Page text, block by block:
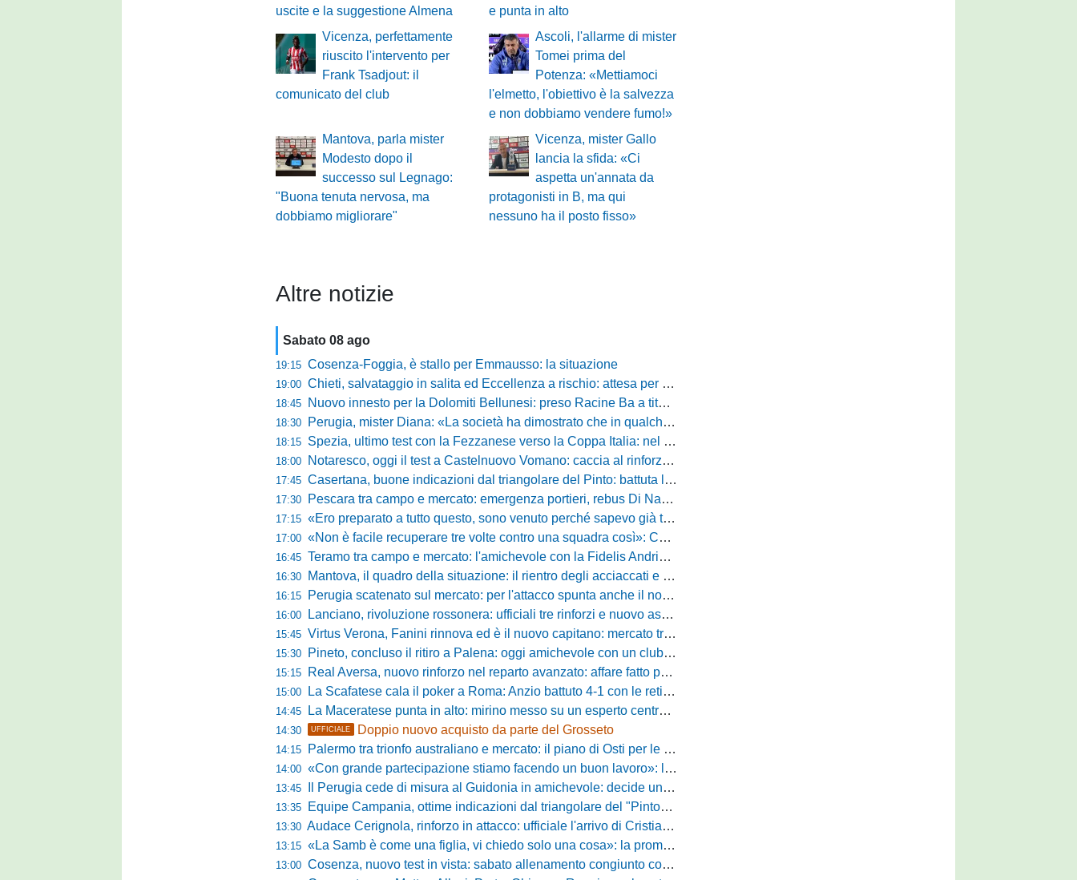
uscite e la suggestione Almena
e punta in alto
Vicenza, perfettamente
riuscito l'intervento per
Frank Tsadjout: il
comunicato del club
Ascoli, l'allarme di mister
Tomei prima del
Potenza: «Mettiamoci
l'elmetto, l'obiettivo è la salvezza
e non dobbiamo vendere fumo!»
Mantova, parla mister
Modesto dopo il
successo sul Legnago:
"Buona tenuta nervosa, ma
dobbiamo migliorare"
Vicenza, mister Gallo
lancia la sfida: «Ci
aspetta un'annata da
protagonisti in B, ma qui
nessuno ha il posto fisso»
Altre notizie
Sabato 08 ago
19:15 Cosenza-Foggia, è stallo per Emmausso: la situazione
19:00 Chieti, salvataggio in salita ed Eccellenza a rischio: attesa per i fondi e l'ipotesi Promozione
18:45 Nuovo innesto per la Dolomiti Bellunesi: preso Racine Ba a titolo definitivo
18:30 Perugia, mister Diana: «La società ha dimostrato che in qualche giorno...»
18:15 Spezia, ultimo test con la Fezzanese verso la Coppa Italia: nel mirino la sfida con la Torres
18:00 Notaresco, oggi il test a Castelnuovo Vomano: caccia al rinforzo in attacco tra Giampaolo e Palma
17:45 Casertana, buone indicazioni dal triangolare del Pinto: battuta l'Ischia, ora c'è il Cassino prima della Coppa
17:30 Pescara tra campo e mercato: emergenza portieri, rebus Di Nardo e le manovre del ds Foggia
17:15 «Ero preparato a tutto questo, sono venuto perché sapevo già tutto»: la carica di Nesta al popolo irpino
17:00 «Non è facile recuperare tre volte contro una squadra così»: Calabro promuove il carattere del suo Padova
16:45 Teramo tra campo e mercato: l'amichevole con la Fidelis Andria, le parole di Pelosi e l'idea Conti
16:30 Mantova, il quadro della situazione: il rientro degli acciaccati e le trattative di mercato
16:15 Perugia scatenato sul mercato: per l'attacco spunta anche il nome di Okaka
16:00 Lanciano, rivoluzione rossonera: ufficiali tre rinforzi e nuovo assetto al vertice del club
15:45 Virtus Verona, Fanini rinnova ed è il nuovo capitano: mercato tra colpi esperti e l'addio a Daffara
15:30 Pineto, concluso il ritiro a Palena: oggi amichevole con un club di D verso la Coppa
15:15 Real Aversa, nuovo rinforzo nel reparto avanzato: affare fatto per Della Pietra
15:00 La Scafatese cala il poker a Roma: Anzio battuto 4-1 con le reti di Palmieri, Esposito, Suhs e Maggio
14:45 La Maceratese punta in alto: mirino messo su un esperto centrocampista
14:30 UFFICIALE Doppio nuovo acquisto da parte del Grosseto
14:15 Palermo tra trionfo australiano e mercato: il piano di Osti per le uscite e la suggestione Almena
14:00 «Con grande partecipazione stiamo facendo un buon lavoro»: la carica di mister Bonera accende la Pro Vercelli
13:45 Il Perugia cede di misura al Guidonia in amichevole: decide un rigore di Zuppel a Bastia
13:35 Equipe Campania, ottime indicazioni dal triangolare del "Pinto": il report
13:30 Audace Cerignola, rinforzo in attacco: ufficiale l'arrivo di Cristian Padula dal Torino
13:15 «La Samb è come una figlia, vi chiedo solo una cosa»: la promessa di Vittorio Massi commuove la piazza
13:00 Cosenza, nuovo test in vista: sabato allenamento congiunto con il Bisignano